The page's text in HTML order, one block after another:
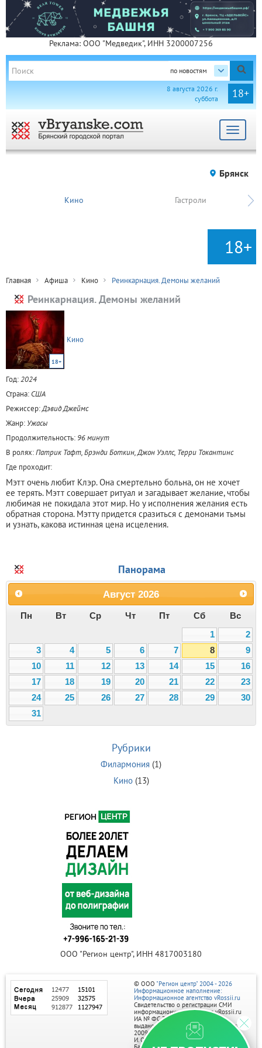
Реклама: ООО "Медведик", ИНН 3200007256
по новостям
18+
8 августа 2026 г.
суббота
Toggle
Брянск
Кино Гастроли
18+
Главная Афиша Кино Реинкарнация. Демоны желаний
Реинкарнация. Демоны желаний
18+
Кино
Год:2024
Страна: США
Режиссер:Дэвид Джеймс
Жанр: Ужасы
Продолжительность: 96 минут
В ролях:Патрик Тафт, Брэнди Боткин, Джон Уэллс, Терри Токантинс
Где проходит:
Мэтт очень любит Клэр. Она смертельно больна, он не хочет
ее терять. Мэтт совершает ритуал и загадывает желание, чтобы
любимая не покидала этот мир. Но у исполнения желания есть
обратная сторона. Мэтту придется сразиться с демонами тьмы
и узнать, какова истинная цена исцеления.
Панорама
Август 2026
Пн Вт Ср Чт Пт Сб
Вс
1
2
3
4 5 6 7 8
9
10
11 12 13 14 15
16
17
18 19 20 21 22
23
24
25 26 27 28 29
30
31
Рубрики
Филармония (1)
Кино(13)
ООО "Регион центр", ИНН 4817003180
© ООО "Регион центр" 2004 - 2026
Информационное наполнение:
Информационное агентство vRossii.ru
Свидетельство о регистрации СМИ
информационного агентства vRossii.ru
ИА № ФС 77‑35502
выдано РОСКОМНАДЗОРом 04 марта
2009г.
И. О. Главного редактора Нарыков А. Н.